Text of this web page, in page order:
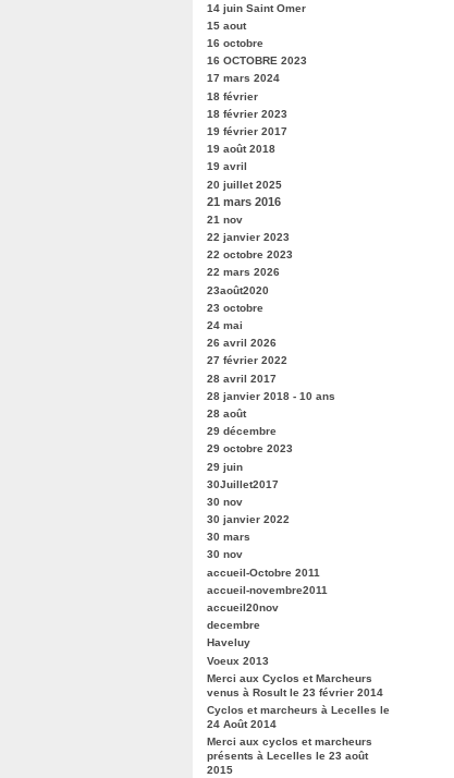
14 juin Saint Omer
15 aout
16 octobre
16 OCTOBRE 2023
17 mars 2024
18 février
18 février 2023
19 février 2017
19 août 2018
19 avril
20 juillet 2025
21 mars 2016
21 nov
22 janvier 2023
22 octobre 2023
22 mars 2026
23août2020
23 octobre
24 mai
26 avril 2026
27 février 2022
28 avril 2017
28 janvier 2018 - 10 ans
28 août
29 décembre
29 octobre 2023
29 juin
30Juillet2017
30 nov
30 janvier 2022
30 mars
30 nov
accueil-Octobre 2011
accueil-novembre2011
accueil20nov
decembre
Haveluy
Voeux 2013
Merci aux Cyclos et Marcheurs
venus à Rosult le 23 février 2014
Cyclos et marcheurs à Lecelles le
24 Août 2014
Merci aux cyclos et marcheurs
présents à Lecelles le 23 août
2015